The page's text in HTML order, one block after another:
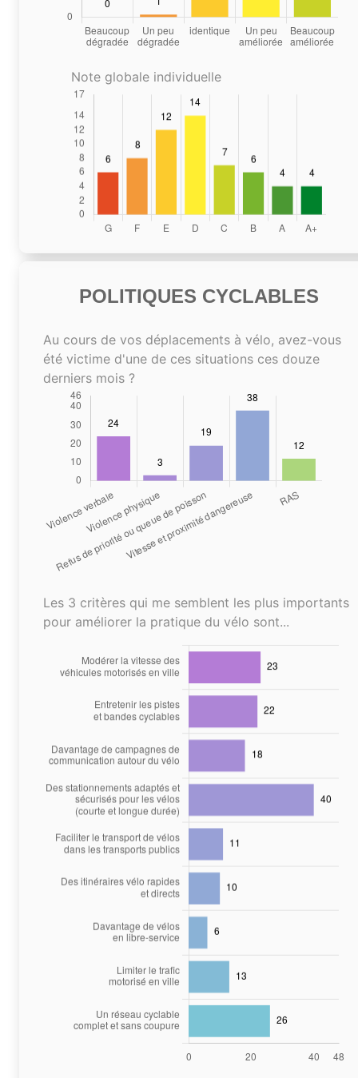
Note globale individuelle
POLITIQUES CYCLABLES
Au cours de vos déplacements à vélo, avez-vous
été victime d'une de ces situations ces douze
derniers mois ?
Les 3 critères qui me semblent les plus importants
pour améliorer la pratique du vélo sont...